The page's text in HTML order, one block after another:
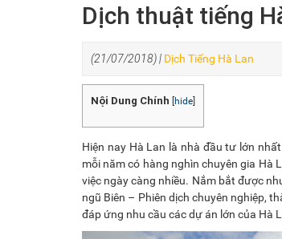
Dịch thuật tiếng
(21/07/2018) | Dịch Tiếng Hà Lan
Nội Dung Chính hide
Hiện nay Hà Lan là nhà đầu tư lớn
mỗi năm có hàng nghìn chuyên gia Hà
việc ngày càng nhiều. Nắm bắt được
ngũ Biên – Phiên dịch chuyên nghiệp,
đáp ứng nhu cầu các dự án lớn của Hà